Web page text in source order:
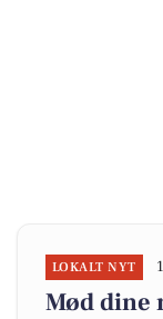
LOKALT NYT
Mød dine